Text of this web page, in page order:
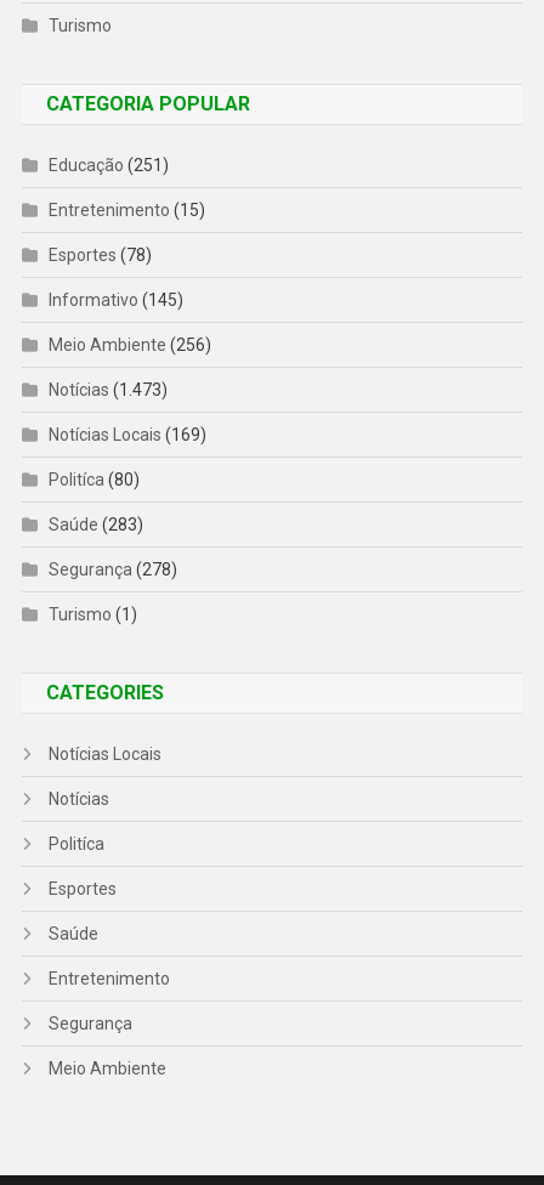
Turismo
CATEGORIA POPULAR
Educação (251)
Entretenimento (15)
Esportes (78)
Informativo (145)
Meio Ambiente (256)
Notícias (1.473)
Notícias Locais (169)
Politíca (80)
Saúde (283)
Segurança (278)
Turismo (1)
CATEGORIES
Notícias Locais
Notícias
Politíca
Esportes
Saúde
Entretenimento
Segurança
Meio Ambiente